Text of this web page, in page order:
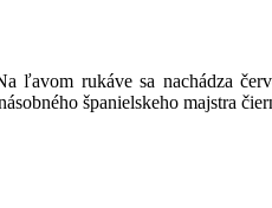
ľavom rukáve sa nachádza
španielskeho majstra